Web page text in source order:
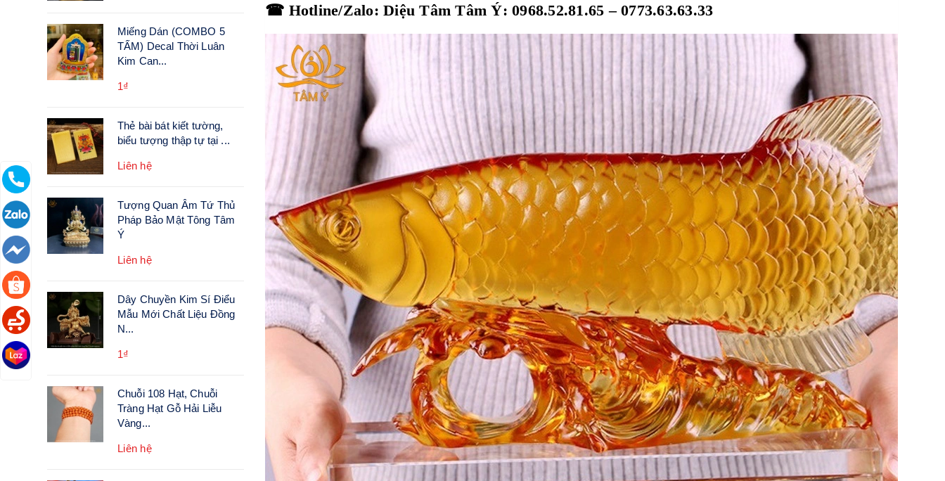
Miếng Dán (COMBO 5
TẤM) Decal Thời Luân
Kim Can...
1₫
Thẻ bài bát kiết tường,
biểu tượng thập tự tại ...
Liên hệ
Tượng Quan Âm Tứ Thủ
Pháp Bảo Mật Tông Tâm
Ý
Liên hệ
Dây Chuyền Kim Sí Điểu
Mẫu Mới Chất Liệu Đồng
N...
1₫
Chuỗi 108 Hạt, Chuỗi
Tràng Hạt Gỗ Hải Liễu
Vàng...
Liên hệ
☎ Hotline/Zalo: Diệu Tâm Tâm Ý: 0968.52.81.65 – 0773.63.63.33